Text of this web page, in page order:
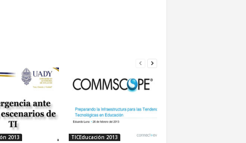
2013 TICEducación 2013